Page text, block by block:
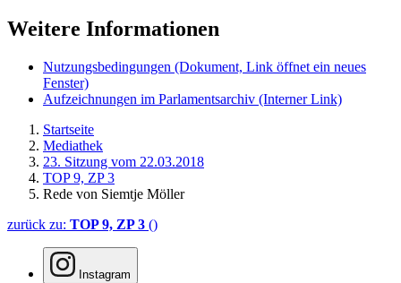
Weitere Informationen
Nutzungsbedingungen (Dokument, Link öffnet ein neues
Fenster)
Aufzeichnungen im Parlamentsarchiv (Interner Link)
Startseite
Mediathek
23. Sitzung vom 22.03.2018
TOP 9, ZP 3
Rede von Siemtje Möller
zurück zu: TOP 9, ZP 3 ()
Instagram